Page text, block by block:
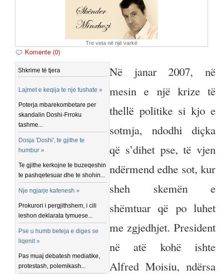
Tre veta në një varkë
Komente (0)
Shkrime të tjera
Lajmet e keqija te nje fushate »
Poterja mbarekombetare per
skandalin Doshi-Frroku
tashme...
Dosja 'Doshi', te gjithe te
humbur »
Te gjithe kerkojne te buzeqeshin
te pashqetesuar dhe te shohin...
Nje ngjarje kafenesh »
Prokurori i pergjithshem, i cili
leshon deklarata tymuese...
Pse u humb beteja e diges se
liqenit »
Pas muaj debatesh mediatike,
protestash, polemikash...
Në janar 2007, në
mesin e një krize të
thellë politike si kjo e
sotmja, ndodhi diçka
që s’dihet pse, të vjen
ndërmend edhe sot, kur
sheh skemën e
shëmtuar që po luhet
me zgjedhjet. President
në atë kohë ishte
Alfred Moisiu, ndërsa